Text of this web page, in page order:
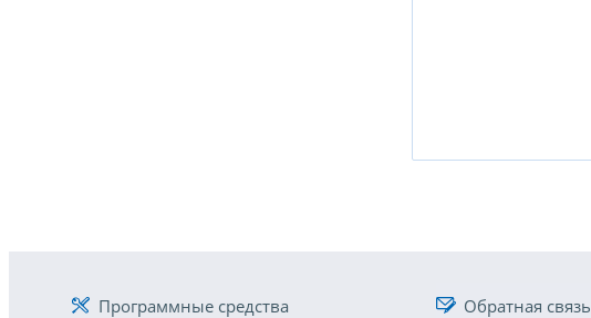
Программные средства
Обратная связь